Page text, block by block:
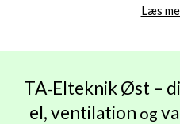
Læs
TA-Elteknik Øst –
el, ventilation og